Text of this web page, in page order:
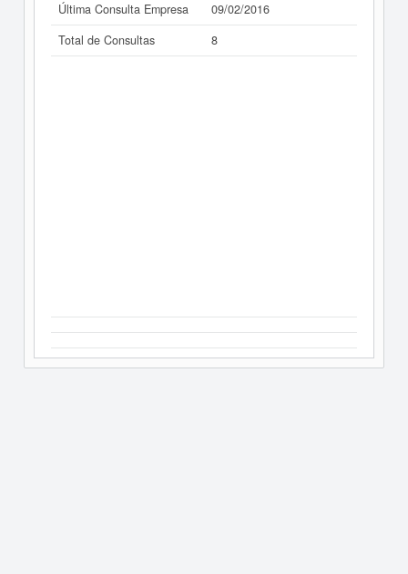
Última Consulta Empresa
09/02/2016
Total de Consultas
8